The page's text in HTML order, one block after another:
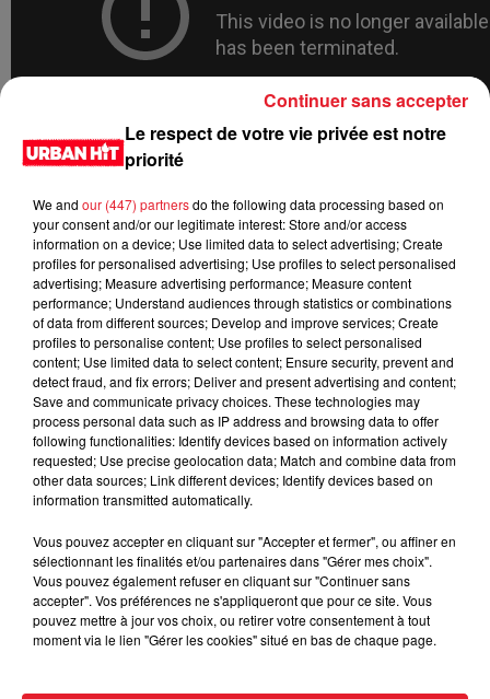
Le respect de votre vie privée est notre
priorité
We and our (447) partnersdo the following data processing based on
your consent and/or our legitimate interest: Store and/or access
information on a device; Use limited data to select advertising; Create
profiles for personalised advertising; Use profiles to select personalised
advertising; Measure advertising performance; Measure content
performance; Understand audiences through statistics or combinations
of data from different sources; Develop and improve services; Create
profiles to personalise content; Use profiles to select personalised
content; Use limited data to select content; Ensure security, prevent and
detect fraud, and fix errors; Deliver and present advertising and content;
Save and communicate privacy choices. These technologies may
process personal data such as IP address and browsing data to offer
following functionalities: Identify devices based on information actively
requested; Use precise geolocation data; Match and combine data from
other data sources; Link different devices; Identify devices based on
information transmitted automatically.
Vous pouvez accepter en cliquant sur "Accepter et fermer", ou affiner en
sélectionnant les finalités et/ou partenaires dans "Gérer mes choix".
Vous pouvez également refuser en cliquant sur "Continuer sans
accepter". Vos préférences ne s'appliqueront que pour ce site. Vous
pouvez mettre à jour vos choix, ou retirer votre consentement à tout
moment via le lien "Gérer les cookies" situé en bas de chaque page.
Continuer sans accepter